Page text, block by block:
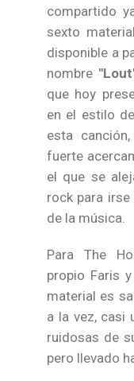
compartido
sexto
disponible a
nombre
que hoy
en el estilo
esta
fuerte
el que se
rock para irse
de la música.
Para The
propio Faris
material es
a la vez, casi
ruidosas de
pero llevado